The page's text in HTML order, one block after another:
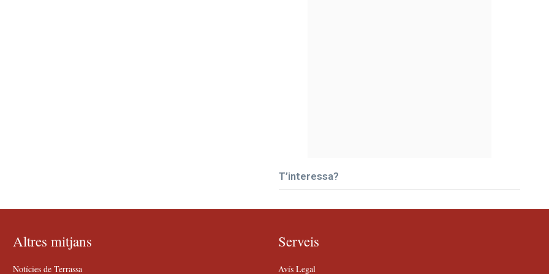
T’interessa?
Altres mitjans
Notícies de Terrassa
Serveis
Avís Legal